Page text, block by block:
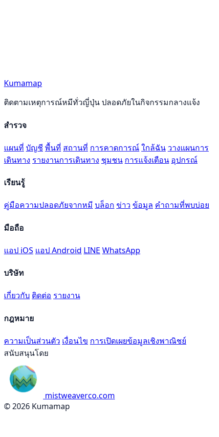
Kumamap
ติดตามเหตุการณ์หมีทั่วญี่ปุ่น ปลอดภัยในกิจกรรมกลางแจ้ง
สำรวจ
แผนที่ บัญชี พื้นที่ สถานที่ การคาดการณ์ใกล้ฉัน วางแผนการ
เดินทาง รายงานการเดินทาง ชุมชน การแจ้งเตือน อุปกรณ์
เรียนรู้
คู่มือความปลอดภัยจากหมี บล็อก ข่าว ข้อมูล คำถามที่พบบ่อย
มือถือ
แอป iOS แอป Android LINE WhatsApp
บริษัท
เกี่ยวกับ ติดต่อ รายงาน
กฎหมาย
ความเป็นส่วนตัว เงื่อนไข การเปิดเผยข้อมูลเชิงพาณิชย์
สนับสนุนโดย
mistweaverco.com
© 2026 Kumamap